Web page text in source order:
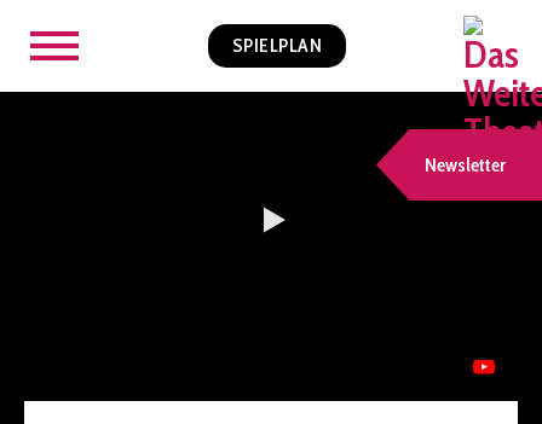
SPIELPLAN
Newsletter